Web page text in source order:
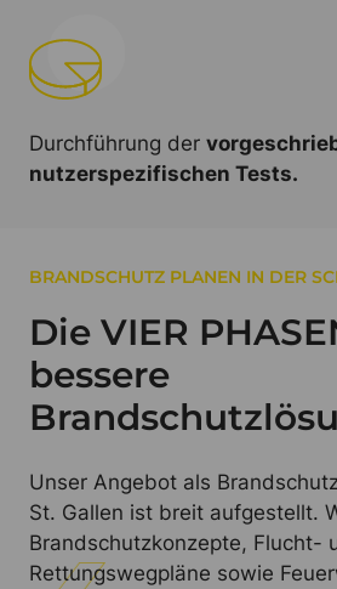
Durchführung der
nutzerspezifischen Tests.
BRANDSCHUTZ PLANEN IN DER
Die VIER
bessere
Unser Angebot als
St. Gallen ist breit aufgestellt.
Brandschutzkonzepte, Flucht-
Rettungswegpläne sowie